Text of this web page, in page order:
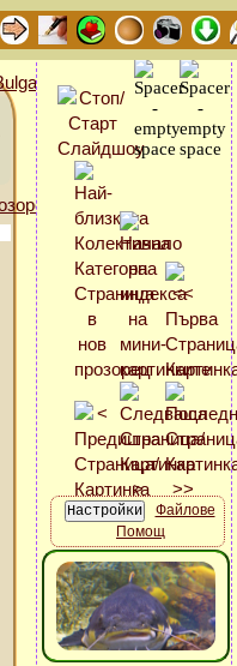
Файлове
Помощ